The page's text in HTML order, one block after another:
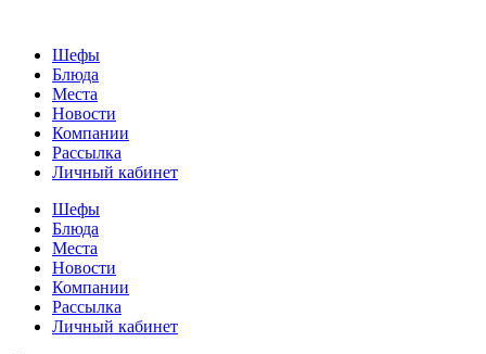
Шефы
Блюда
Места
Новости
Компании
Рассылка
Личный кабинет
Шефы
Блюда
Места
Новости
Компании
Рассылка
Личный кабинет